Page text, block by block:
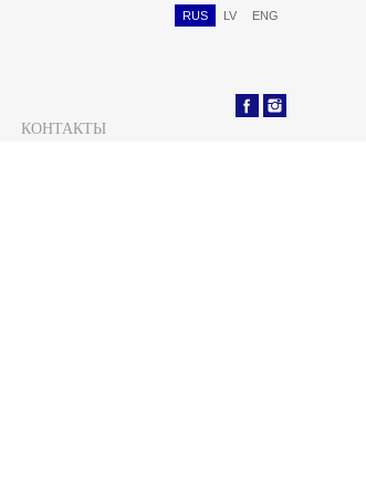
RUS LV ENG
КОНТАКТЫ